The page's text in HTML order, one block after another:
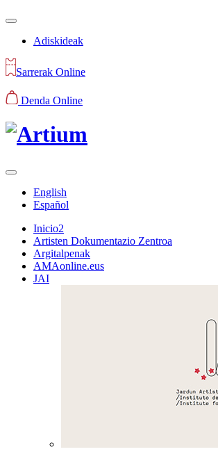
Adiskideak
Sarrerak Online
Denda Online
English
Español
Inicio2
Artisten Dokumentazio Zentroa
Argitalpenak
AMAonline.eus
JAI